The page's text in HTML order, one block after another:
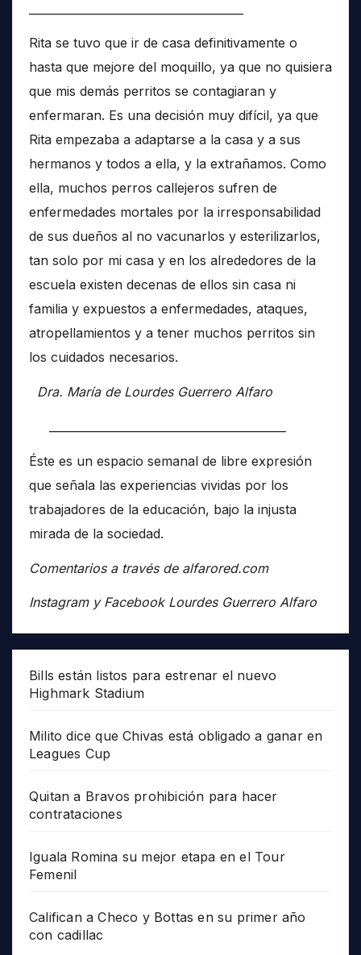
Rita se tuvo que ir de casa definitivamente o
hasta que mejore del moquillo, ya que no quisiera
que mis demás perritos se contagiaran y
enfermaran. Es una decisión muy difícil, ya que
Rita empezaba a adaptarse a la casa y a sus
hermanos y todos a ella, y la extrañamos. Como
ella, muchos perros callejeros sufren de
enfermedades mortales por la irresponsabilidad
de sus dueños al no vacunarlos y esterilizarlos,
tan solo por mi casa y en los alrededores de la
escuela existen decenas de ellos sin casa ni
familia y expuestos a enfermedades, ataques,
atropellamientos y a tener muchos perritos sin
los cuidados necesarios.
Dra. María de Lourdes Guerrero Alfaro
Éste es un espacio semanal de libre expresión
que señala las experiencias vividas por los
trabajadores de la educación, bajo la injusta
mirada de la sociedad.
Comentarios a través de alfarored.com
Instagram y Facebook Lourdes Guerrero Alfaro
Bills están listos para estrenar el nuevo
Highmark Stadium
Milito dice que Chivas está obligado a ganar en
Leagues Cup
Quitan a Bravos prohibición para hacer
contrataciones
Iguala Romina su mejor etapa en el Tour
Femenil
Califican a Checo y Bottas en su primer año
con cadillac